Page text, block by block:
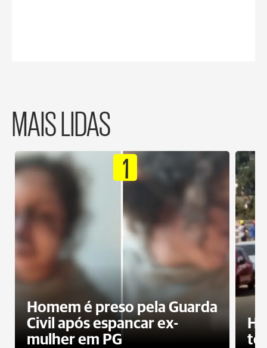
MAIS LIDAS
1
Homem é preso pela Guarda
Civil após espancar ex-
mulher em PG